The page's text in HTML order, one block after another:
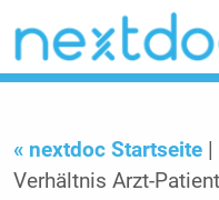
« nextdoc Startseite
Verhältnis Arzt-